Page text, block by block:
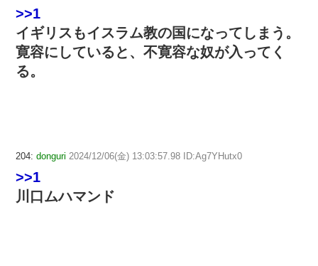
>>1
イギリスもイスラム教の国になってしまう。
寛容にしていると、不寛容な奴が入ってく
る。
204: donguri 2024/12/06(金) 13:03:57.98 ID:Ag7YHutx0
>>1
川口ムハマンド